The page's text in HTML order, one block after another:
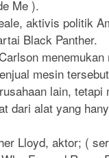
Me ).
aktivis politik
Black Panther.
mesin
lain, tetapi
dari alat yang
Lloyd, aktor; (